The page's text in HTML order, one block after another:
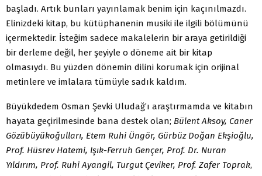
başladı. Artık bunları yayınlamak benim için kaçınılmazdı.
Elinizdeki kitap, bu kütüphanenin musiki ile ilgili bölümünü
içermektedir. İsteğim sadece makalelerin bir araya getirildiği
bir derleme değil, her şeyiyle o döneme ait bir kitap
olmasıydı. Bu yüzden dönemin dilini korumak için orijinal
metinlere ve imlalara tümüyle sadık kaldım.
Büyükdedem Osman Şevki Uludağ’ı araştırmamda ve kitabın
hayata geçirilmesinde bana destek olan; Bülent Aksoy, Caner
Gözübüyükoğulları, Etem Ruhi Üngör, Gürbüz Doğan Ekşioğlu,
Prof. Hüsrev Hatemi, Işık-Ferruh Gençer, Prof. Dr. Nuran
Yıldırım, Prof. Ruhi Ayangil, Turgut Çeviker, Prof. Zafer Toprak,